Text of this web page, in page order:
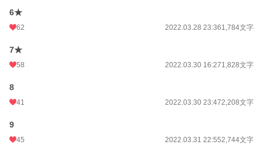
6★
62 2022.03.28 23:361,784文字
7★
58 2022.03.30 16:271,828文字
8
41 2022.03.30 23:472,208文字
9
45 2022.03.31 22:552,744文字